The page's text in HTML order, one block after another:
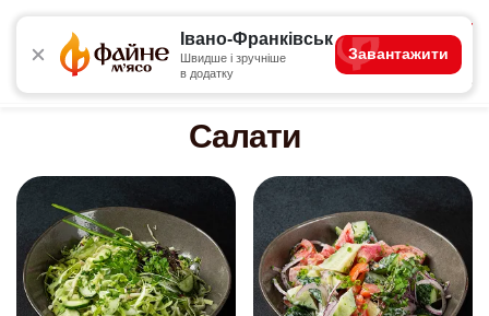
Івано-Франківськ
Швидше і зручніше
в додатку
Завантажити
4.8
Акції Основні страви Комбо для одного
Салати